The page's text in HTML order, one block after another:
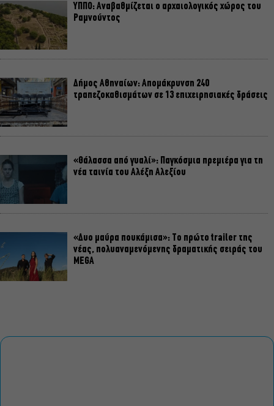
ΥΠΠΟ: Αναβαθμίζεται ο αρχαιολογικός χώρος του
Ραμνούντος
Δήμος Αθηναίων: Απομάκρυνση 240
τραπεζοκαθισμάτων σε 13 επιχειρησιακές δράσεις
«Θάλασσα από γυαλί»: Παγκόσμια πρεμιέρα για τη
νέα ταινία του Αλέξη Αλεξίου
«Δυο μαύρα πουκάμισα»: Το πρώτο trailer της
νέας, πολυαναμενόμενης δραματικής σειράς του
MEGA